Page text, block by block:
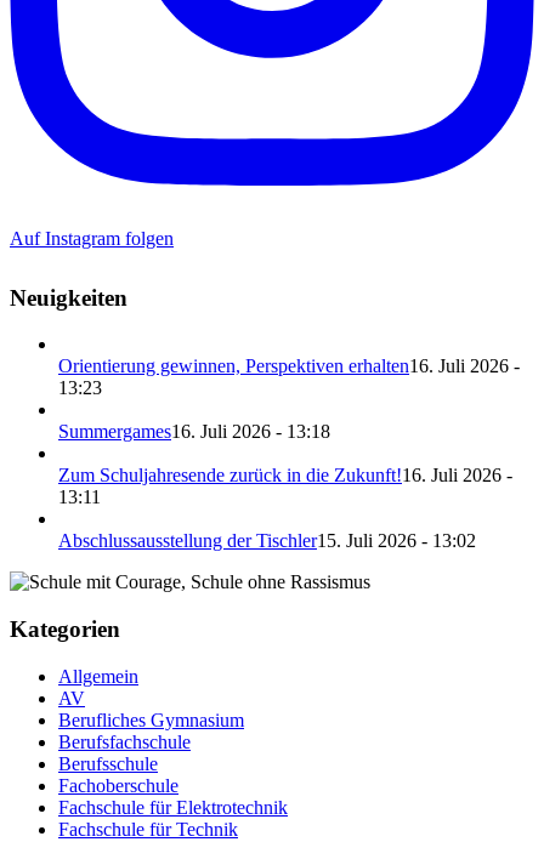
Auf Instagram folgen
Neuigkeiten
Orientierung gewinnen, Perspektiven erhalten16. Juli 2026 -
13:23
Summergames16. Juli 2026 - 13:18
Zum Schuljahresende zurück in die Zukunft!16. Juli 2026 -
13:11
Abschlussausstellung der Tischler15. Juli 2026 - 13:02
Kategorien
Allgemein
AV
Berufliches Gymnasium
Berufsfachschule
Berufsschule
Fachoberschule
Fachschule für Elektrotechnik
Fachschule für Technik